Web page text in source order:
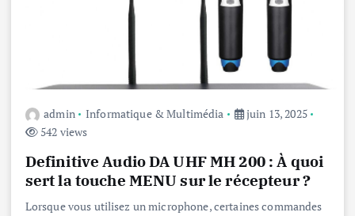
admin Informatique & Multimédia
juin 13, 2025
542 views
Definitive Audio DA UHF MH 200 : À quoi
sert la touche MENU sur le récepteur ?
Lorsque vous utilisez un microphone, certaines commandes